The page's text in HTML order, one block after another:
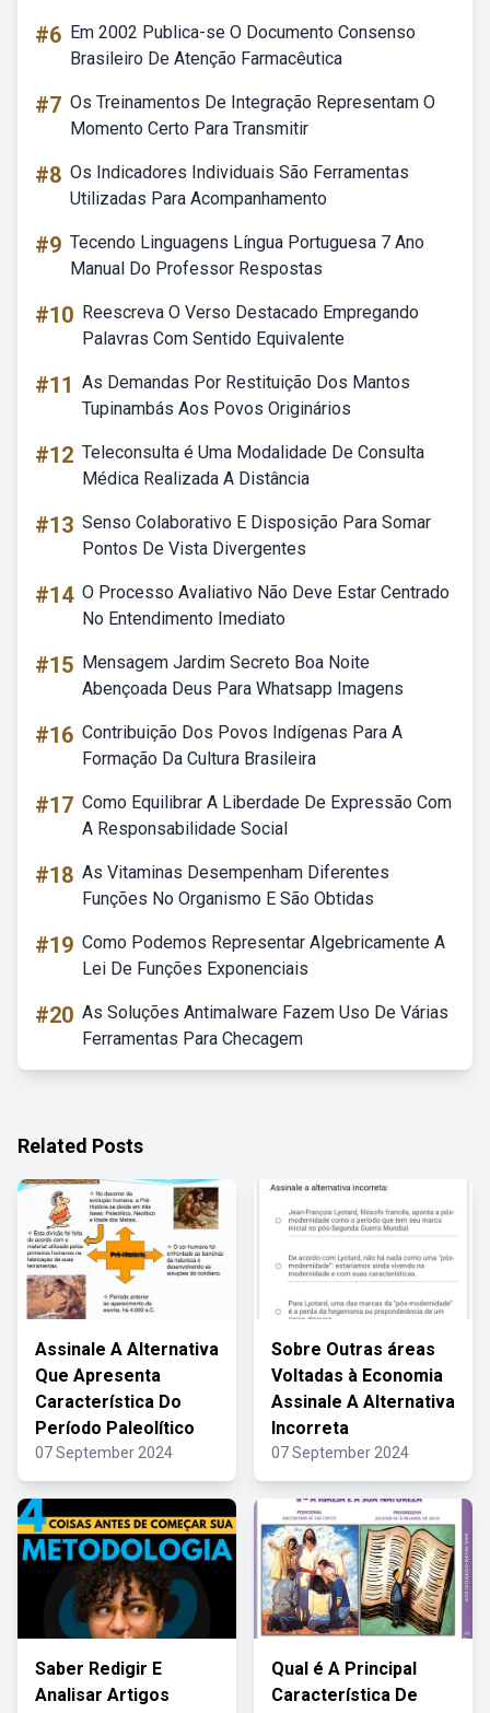
#6 Em 2002 Publica-se O Documento Consenso
Brasileiro De Atenção Farmacêutica
#7 Os Treinamentos De Integração Representam O
Momento Certo Para Transmitir
#8 Os Indicadores Individuais São Ferramentas
Utilizadas Para Acompanhamento
#9 Tecendo Linguagens Língua Portuguesa 7 Ano
Manual Do Professor Respostas
#10 Reescreva O Verso Destacado Empregando
Palavras Com Sentido Equivalente
#11 As Demandas Por Restituição Dos Mantos
Tupinambás Aos Povos Originários
#12 Teleconsulta é Uma Modalidade De Consulta
Médica Realizada A Distância
#13 Senso Colaborativo E Disposição Para Somar
Pontos De Vista Divergentes
#14 O Processo Avaliativo Não Deve Estar Centrado
No Entendimento Imediato
#15 Mensagem Jardim Secreto Boa Noite
Abençoada Deus Para Whatsapp Imagens
#16 Contribuição Dos Povos Indígenas Para A
Formação Da Cultura Brasileira
#17 Como Equilibrar A Liberdade De Expressão Com
A Responsabilidade Social
#18 As Vitaminas Desempenham Diferentes
Funções No Organismo E São Obtidas
#19 Como Podemos Representar Algebricamente A
Lei De Funções Exponenciais
#20 As Soluções Antimalware Fazem Uso De Várias
Ferramentas Para Checagem
Related Posts
Assinale A Alternativa
Que Apresenta
Característica Do
Período Paleolítico
07 September 2024
Sobre Outras áreas
Voltadas à Economia
Assinale A Alternativa
Incorreta
07 September 2024
Saber Redigir E
Analisar Artigos
Qual é A Principal
Característica De